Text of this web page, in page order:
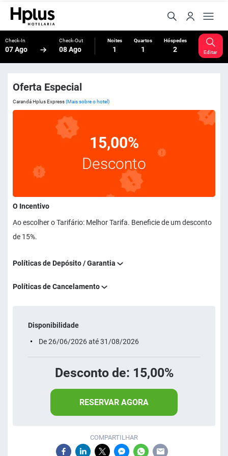
Check-In
07 Ago
Check-Out
08 Ago
Noites
1
Quartos
1
Hóspedes
2 Editar
Oferta Especial
Carandá Hplus Express(Mais sobre o hotel)
15,00%
Desconto
O Incentivo
Ao escolher o Tarifário: Melhor Tarifa. Beneficie de um desconto
de 15%.
Políticas de Depósito / Garantia
Políticas de Cancelamento
Disponibilidade
De 26/06/2026 até 31/08/2026
Desconto de: 15,00%
RESERVAR AGORA
COMPARTILHAR